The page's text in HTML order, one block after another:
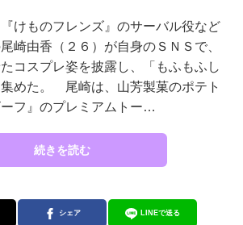
けものフレンズ』のサーバル役など
崎由香（２６）が自身のＳＮＳで、
コスプレ姿を披露し、「もふもふし
めた。 尾崎は、山芳製菓のポテト
フ』のプレミアムトー…
続きを読む
シェア LINEで送る